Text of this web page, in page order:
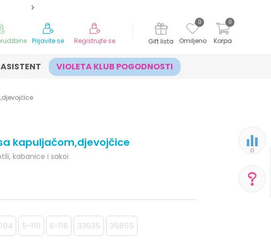
Korpa
0
Omiljeno
0
Gift lista
Prijavite se Registrujte se
VIOLETA KLUB POGODNOSTI
0
kapuljačom,djevojčice
kabanice i sakoi
5-110 6-116 33635 35855